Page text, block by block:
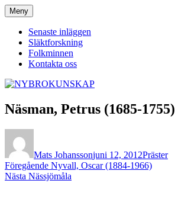
Hoppa
till
innehåll
NYBROKUNSKAP
Meny
Senaste inläggen
Släktforskning
Folkminnen
Kontakta oss
Näsman, Petrus (1685-1755)
Mats Johanssonjuni 12, 2012Präster
Inläggsnavigering
Föregående Föregående
inlägg:
Nyvall, Oscar (1884-1966)
Nästa Nästa
Nässjömåla